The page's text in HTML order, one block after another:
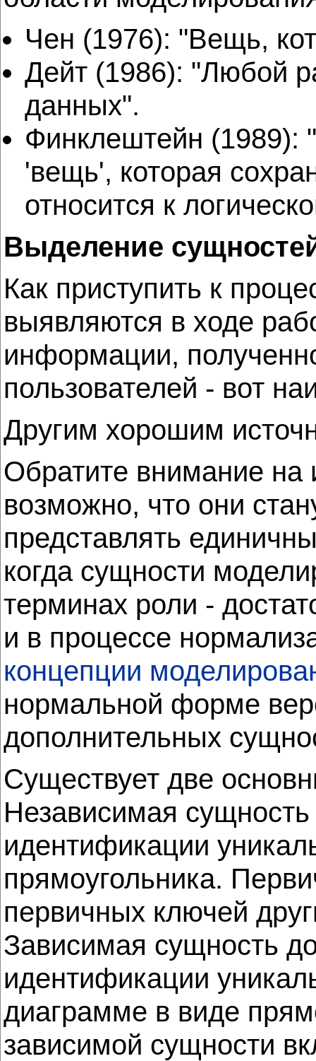
Чен (1976): "Вещь,
Дейт (1986): "Любой
данных".
Финклештейн (1989):
'вещь', которая
относится к
Выделение
Как приступить к
выявляются в ходе
информации,
пользователей - вот
Другим хорошим
Обратите внимание на
возможно, что они
представлять
когда сущности
терминах роли -
и в процессе
концепции
нормальной форме
дополнительных
Существует две
Независимая
идентификации
прямоугольника.
первичных ключей
Зависимая сущность
идентификации
диаграмме в виде
зависимой сущности